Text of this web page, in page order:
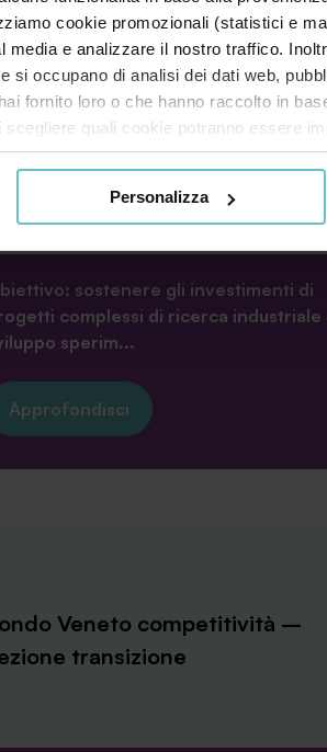
cookie promozionali (statistici e
media e analizzare il nostro traffico.
si occupano di analisi dei dati web,
fornito loro o che hanno raccolto in
scegliere quali cookie potranno essere
del sito. Cliccando su “ACCETTA
le "Informazioni sui Cookie" qui
Personalizza
Bando Collabora & Innova
sostenere gli investimenti di
complessi di ricerca industriale
sperim...
Approfondisci
Veneto competitività –
transizione